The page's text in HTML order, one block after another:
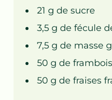
21 g desucre
3,5 g defécule
7,5 g de masse
50 g de
50 g defraises